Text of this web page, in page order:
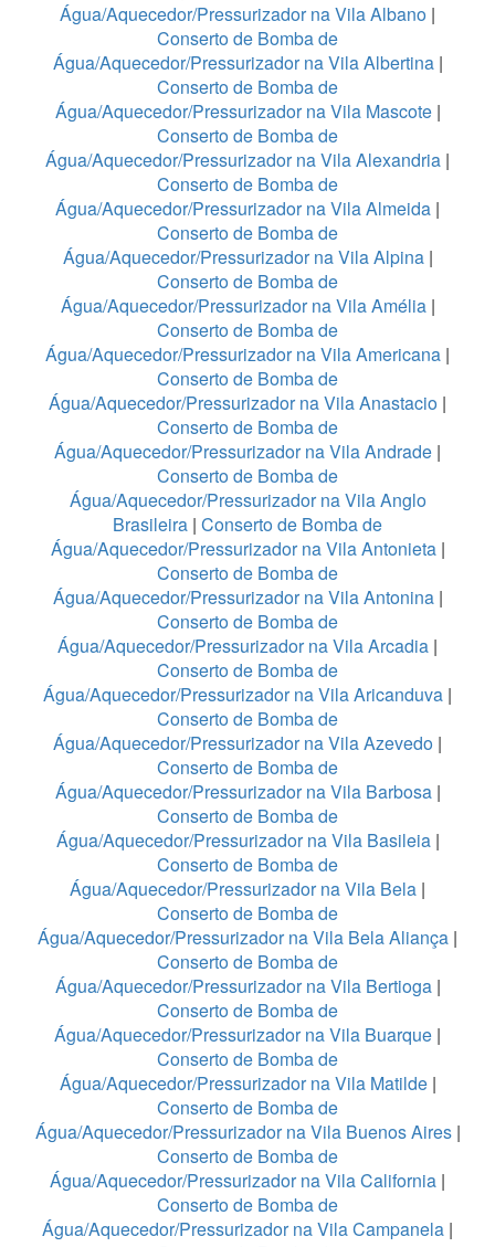
Água/Aquecedor/Pressurizador na Vila Albano |
Conserto de Bomba de
Água/Aquecedor/Pressurizador na Vila Albertina|
Conserto de Bomba de
Água/Aquecedor/Pressurizador na Vila Mascote|
Conserto de Bomba de
Água/Aquecedor/Pressurizador na Vila Alexandria |
Conserto de Bomba de
Água/Aquecedor/Pressurizador na Vila Almeida |
Conserto de Bomba de
Água/Aquecedor/Pressurizador na Vila Alpina |
Conserto de Bomba de
Água/Aquecedor/Pressurizador na Vila Amélia |
Conserto de Bomba de
Água/Aquecedor/Pressurizador na Vila Americana |
Conserto de Bomba de
Água/Aquecedor/Pressurizador na Vila Anastacio |
Conserto de Bomba de
Água/Aquecedor/Pressurizador na Vila Andrade |
Conserto de Bomba de
Água/Aquecedor/Pressurizador na Vila Anglo
Brasileira | Conserto de Bomba de
Água/Aquecedor/Pressurizador na Vila Antonieta|
Conserto de Bomba de
Água/Aquecedor/Pressurizador na Vila Antonina|
Conserto de Bomba de
Água/Aquecedor/Pressurizador na Vila Arcadia |
Conserto de Bomba de
Água/Aquecedor/Pressurizador na Vila Aricanduva |
Conserto de Bomba de
Água/Aquecedor/Pressurizador na Vila Azevedo |
Conserto de Bomba de
Água/Aquecedor/Pressurizador na Vila Barbosa|
Conserto de Bomba de
Água/Aquecedor/Pressurizador na Vila Basileia|
Conserto de Bomba de
Água/Aquecedor/Pressurizador na Vila Bela |
Conserto de Bomba de
Água/Aquecedor/Pressurizador na Vila Bela Aliança |
Conserto de Bomba de
Água/Aquecedor/Pressurizador na Vila Bertioga|
Conserto de Bomba de
Água/Aquecedor/Pressurizador na Vila Buarque |
Conserto de Bomba de
Água/Aquecedor/Pressurizador na Vila Matilde|
Conserto de Bomba de
Água/Aquecedor/Pressurizador na Vila Buenos Aires|
Conserto de Bomba de
Água/Aquecedor/Pressurizador na Vila California |
Conserto de Bomba de
Água/Aquecedor/Pressurizador na Vila Campanela |